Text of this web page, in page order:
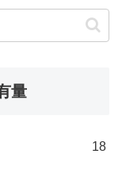
量
18